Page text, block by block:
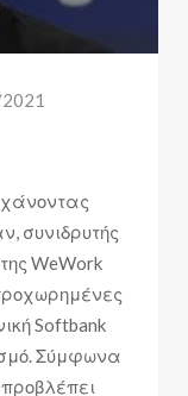
συνιδρυτής
WeWork
Softbank
Σύμφωνα